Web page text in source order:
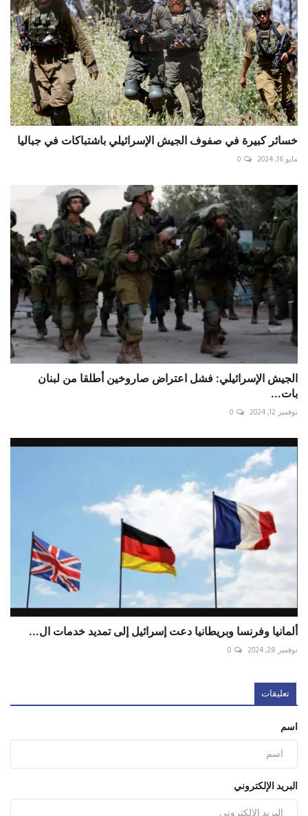
خسائر كبيرة في صفوف الجيش الإسرائيلي باشتباكات في جباليا
مايو 16, 2024 0
الجيش الإسرائيلي: فشل اعتراض صاروخين أطلقا من لبنان
بات...
نوفمبر 12, 2024 0
ألمانيا وفرنسا وبريطانيا دعت إسرائيل إلى تمديد خدمات ال...
نوفمبر 28, 2024 0
تعليقات
اسم
البريد الإلكتروني